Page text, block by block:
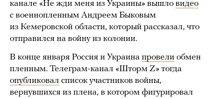
канале «Не жди меня из Украины» вышло видео
с военнопленным Андреем Быковым
из Кемеровской области, который рассказал, что
отправился на войну из колонии.
В конце января Россия и Украина провели обмен
пленным. Телеграм-канал «Шторм Z» тогда
опубликовал список участников войны,
вернувшихся из плена, в котором фигурировал